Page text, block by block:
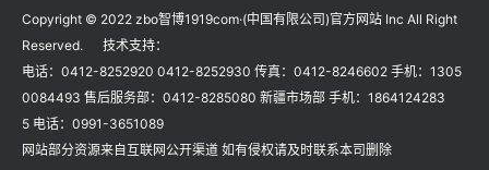
Copyright © 2022 zbo智博1919com·(中国有限公司)官方网站 Inc All Right
Reserved. 技术支持：
电话：0412-8252920 0412-8252930 传真：0412-8246602 手机：1305
0084493 售后服务部：0412-8285080 新疆市场部 手机：1864124283
5 电话：0991-3651089
网站部分资源来自互联网公开渠道 如有侵权请及时联系本司删除